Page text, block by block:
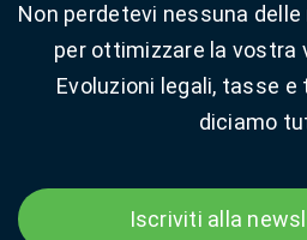
Non perdetevi nessuna
per ottimizzare la vostra
Evoluzioni legali, tasse
diciamo
Iscriviti alla